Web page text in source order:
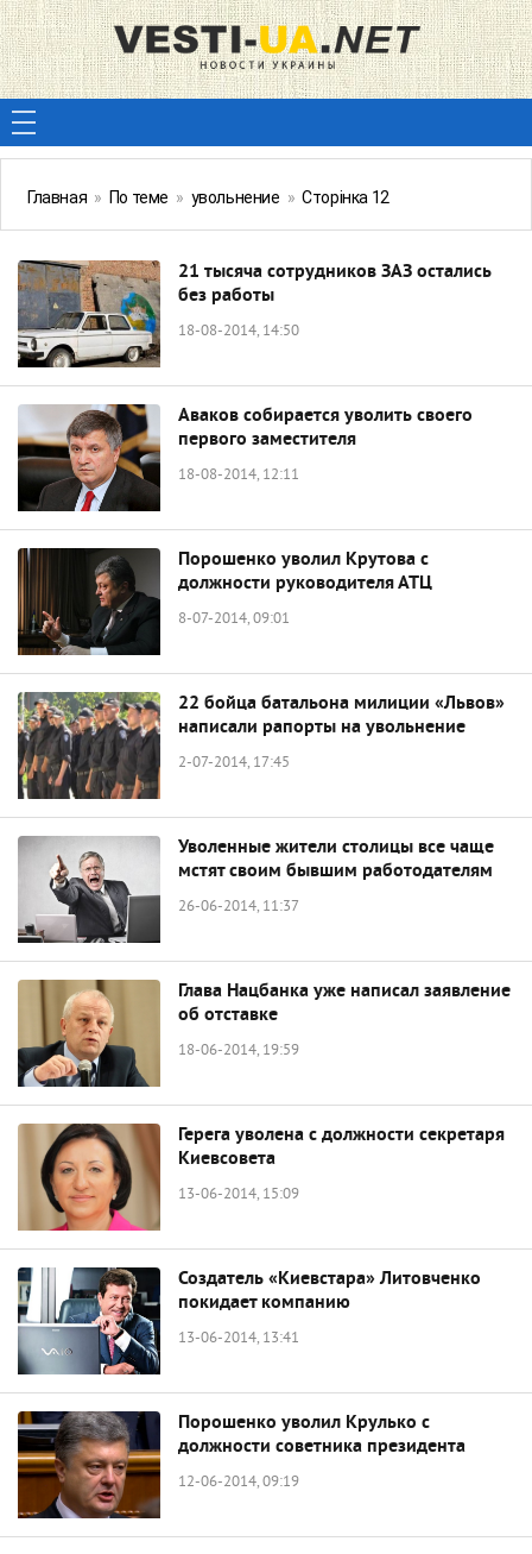
Главная » По теме » увольнение » Сторінка 12
21 тысяча сотрудников ЗАЗ остались
без работы
18-08-2014, 14:50
Аваков собирается уволить своего
первого заместителя
18-08-2014, 12:11
Порошенко уволил Крутова с
должности руководителя АТЦ
8-07-2014, 09:01
22 бойца батальона милиции «Львов»
написали рапорты на увольнение
2-07-2014, 17:45
Уволенные жители столицы все чаще
мстят своим бывшим работодателям
26-06-2014, 11:37
Глава Нацбанка уже написал заявление
об отставке
18-06-2014, 19:59
Герега уволена с должности секретаря
Киевсовета
13-06-2014, 15:09
Создатель «Киевстара» Литовченко
покидает компанию
13-06-2014, 13:41
Порошенко уволил Крулько с
должности советника президента
12-06-2014, 09:19